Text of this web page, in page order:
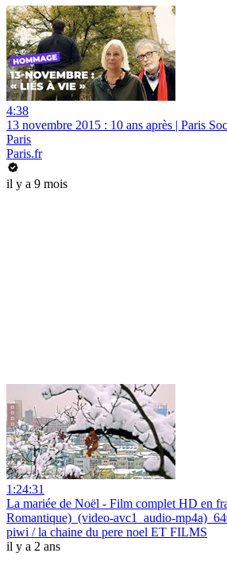
4:38
13 novembre 2015 : 10 ans après | Paris
Paris
Paris.fr
il y a 9 mois
1:24:31
La mariée de Noël - Film complet HD en
Romantique)_(video-avc1_audio-
piwi / la chaine du pere noel ET FILMS
il y a 2 ans